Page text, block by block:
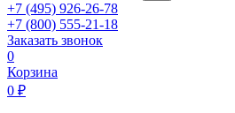
+7 (495) 926-26-78
+7 (800) 555-21-18
Заказать звонок
0
Корзина
0 ₽